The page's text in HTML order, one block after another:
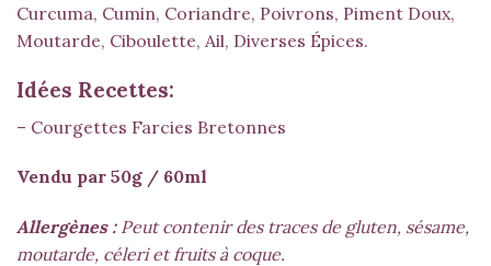
Curcuma, Cumin, Coriandre, Poivrons, Piment Doux,
Moutarde, Ciboulette, Ail, Diverses Épices.
Idées Recettes:
– Courgettes Farcies Bretonnes
Vendu par 50g / 60ml
Allergènes :Peut contenir des traces de gluten, sésame,
moutarde, céleri et fruits à coque.